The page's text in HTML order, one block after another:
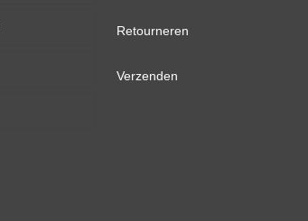
Retourneren
Verzenden